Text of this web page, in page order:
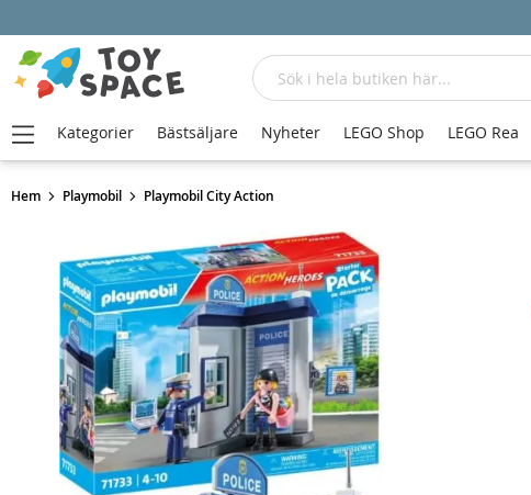
Hem Playmobil Playmobil City Action
Sök
Kategorier Bästsäljare Nyheter LEGO Shop LEGO Rea